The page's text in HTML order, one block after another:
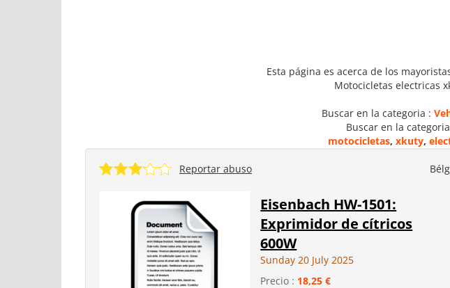
Esta página es acerca de los
Motocicletas electricas
Buscar en la categoria :
Buscar en la
motocicletas, xkuty,
Reportar abuso
Eisenbach HW-1501:
Exprimidor de cítricos
600W
Sunday 20 July 2025
Precio : 18,25 €